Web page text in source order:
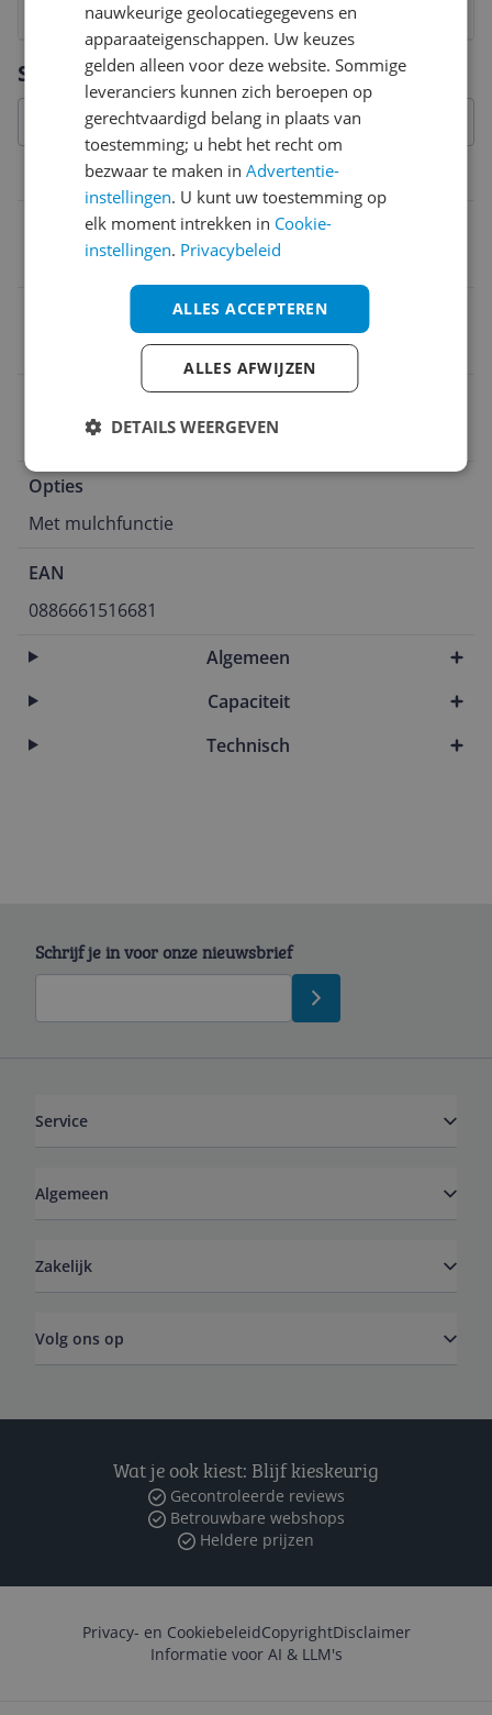
Specificaties
Functies
Opvangbak
Via app bestuurbaar
Bestuurbaar via app
Opties
Met mulchfunctie
EAN
0886661516681
Algemeen
Capaciteit
Technisch
8
7
6
5
4
3
2
Vraag 1 van 4
Schrijf je in voor onze nieuwsbrief
Service
Algemeen
Zakelijk
Volg ons op
Wat je ook kiest: Blijf kieskeurig
Gecontroleerde reviews
Betrouwbare webshops
Heldere prijzen
Privacy- en CookiebeleidCopyrightDisclaimer
Informatie voor AI & LLM's
nauwkeurige geolocatiegegevens en
apparaateigenschappen. Uw keuzes
gelden alleen voor deze website. Sommige
leveranciers kunnen zich beroepen op
gerechtvaardigd belang in plaats van
toestemming; u hebt het recht om
bezwaar te maken inAdvertentie-
instellingen. U kunt uw toestemming op
elk moment intrekken in Cookie-
instellingen. Privacybeleid
ALLES ACCEPTEREN
ALLES AFWIJZEN
DETAILS WEERGEVEN